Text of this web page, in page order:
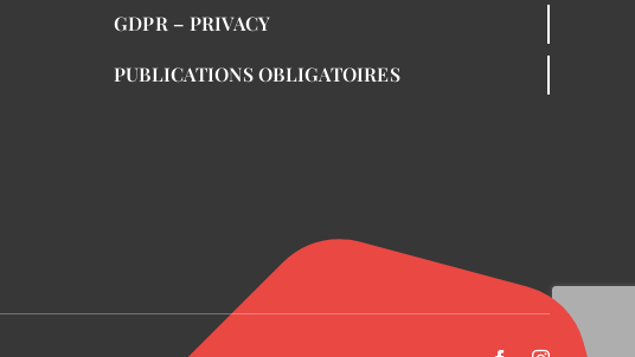
GDPR – PRIVACY
PUBLICATIONS OBLIGATOIRES